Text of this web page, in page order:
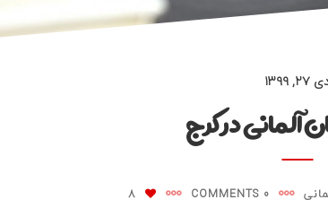
۱۳۹۹
آلمانی در کرج
0 COMMENTS
8